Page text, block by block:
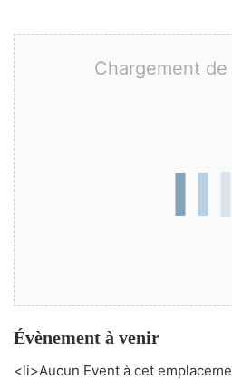
Chargement
Évènement à venir
<li>Aucun Event à cet